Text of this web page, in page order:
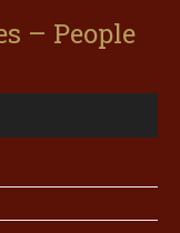
– People